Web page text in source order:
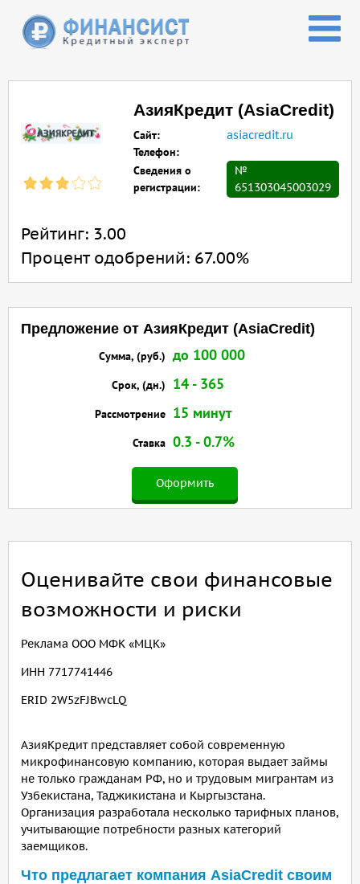
АзияКредит (AsiaCredit)
Сайт:
asiacredit.ru
Телефон:
Сведения о
регистрации:
№
651303045003029
Рейтинг: 3.00
Процент одобрений: 67.00%
Предложение от АзияКредит (AsiaCredit)
Оформить
Сумма, (руб.) до 100 000
Срок, (дн.) 14 - 365
Рассмотрение 15 минут
Ставка 0.3 - 0.7%
Оценивайте свои финансовые
возможности и риски
Реклама ООО МФК «МЦК»
ИНН 7717741446
ERID 2W5zFJBwcLQ
АзияКредит представляет собой современную
микрофинансовую компанию, которая выдает займы
не только гражданам РФ, но и трудовым мигрантам из
Узбекистана, Таджикистана и Кыргызстана.
Организация разработала несколько тарифных планов,
учитывающие потребности разных категорий
заемщиков.
Что предлагает компания AsiaCredit своим